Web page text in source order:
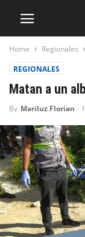
Home Regionales
REGIONALES
Matan a un
By Mariluz Florian -